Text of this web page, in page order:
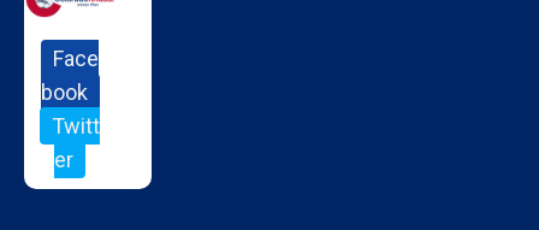
Face
book
Twitt
er